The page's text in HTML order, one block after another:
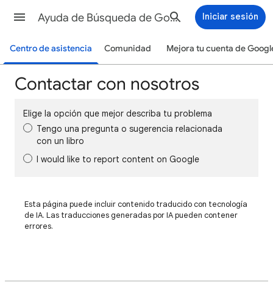
Ayuda de Búsqueda de Google Iniciar sesión
Centro de asistencia Comunidad Mejora tu cuenta de
Contactar con nosotros
Elige la opción que mejor describa tu problema
Tengo una pregunta o sugerencia relacionada
con un libro
I would like to report content on Google
Esta página puede incluir contenido traducido con tecnología
de IA. Las traducciones generadas por IA pueden contener
errores.